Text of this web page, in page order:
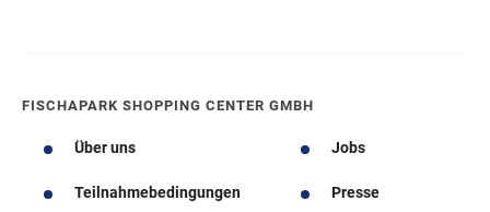
FISCHAPARK SHOPPING CENTER GMBH
Über uns Jobs
Teilnahmebedingungen Presse